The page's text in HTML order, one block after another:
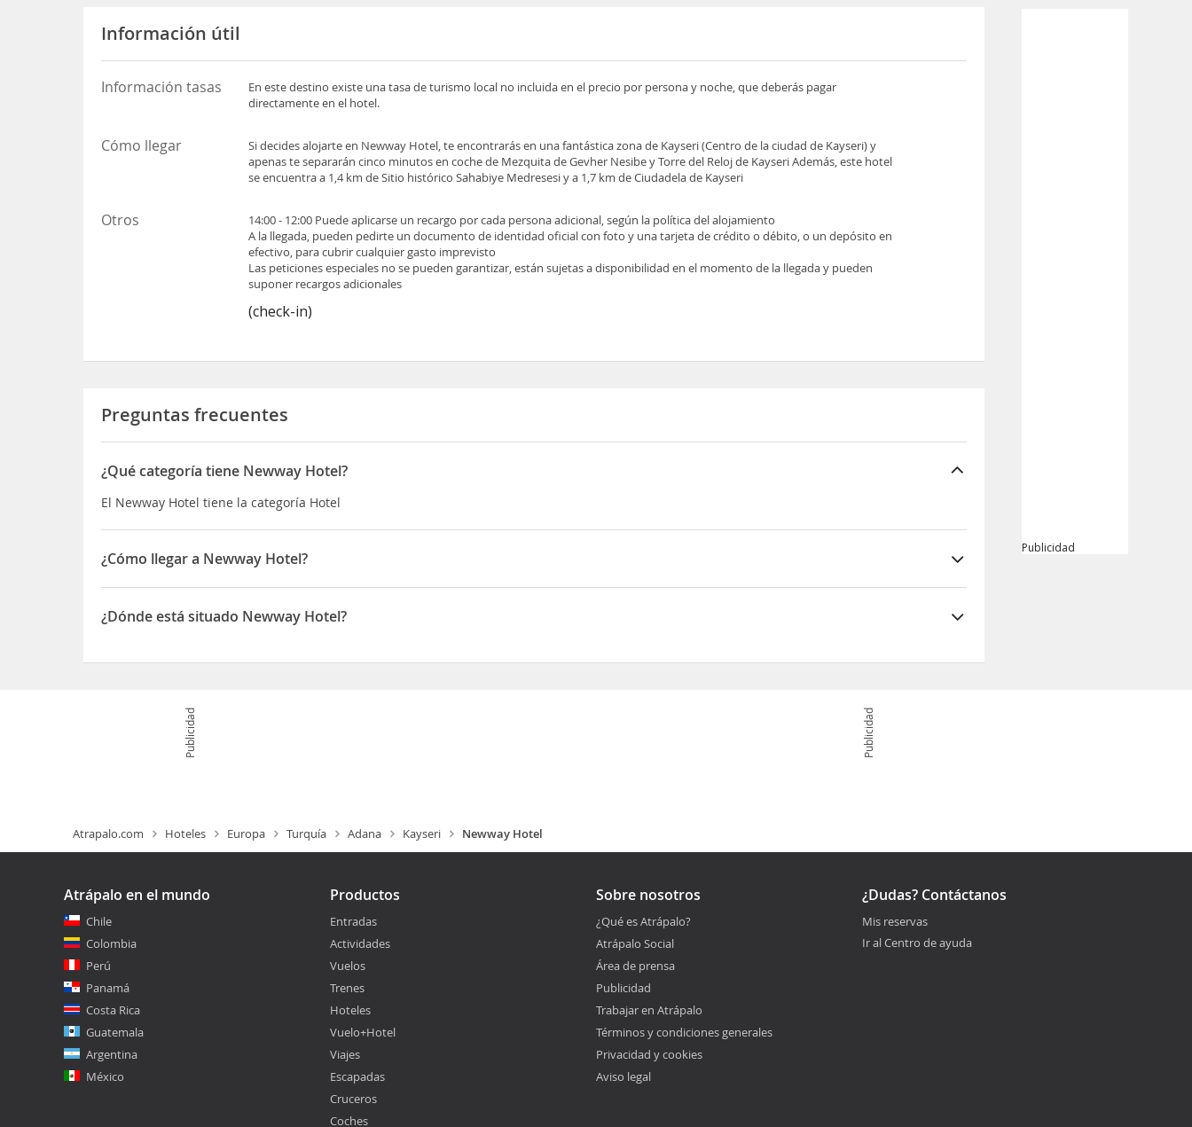
Información útil
Información tasas
En este destino existe una tasa de turismo local no incluida en el precio por persona y noche, que deberás pagar
directamente en el hotel.
Cómo llegar
Si decides alojarte en Newway Hotel, te encontrarás en una fantástica zona de Kayseri (Centro de la ciudad de Kayseri) y
apenas te separarán cinco minutos en coche de Mezquita de Gevher Nesibe y Torre del Reloj de Kayseri Además, este hotel
se encuentra a 1,4 km de Sitio histórico Sahabiye Medresesi y a 1,7 km de Ciudadela de Kayseri
Otros
14:00 - 12:00 Puede aplicarse un recargo por cada persona adicional, según la política del alojamiento
A la llegada, pueden pedirte un documento de identidad oficial con foto y una tarjeta de crédito o débito, o un depósito en
efectivo, para cubrir cualquier gasto imprevisto
Las peticiones especiales no se pueden garantizar, están sujetas a disponibilidad en el momento de la llegada y pueden
suponer recargos adicionales
(check-in)
Preguntas frecuentes
¿Qué categoría tiene Newway Hotel?
El Newway Hotel tiene la categoría Hotel
¿Cómo llegar a Newway Hotel?
Si decides alojarte en Newway Hotel, te encontrarás en una fantástica zona de Kayseri (Centro de la ciudad de Kayseri) y apenas te
separarán cinco minutos en coche de Mezquita de Gevher Nesibe y Torre del Reloj de Kayseri Además, este hotel se encuentra a 1,4 km
de Sitio histórico Sahabiye Medresesi y a 1,7 km de Ciudadela de Kayseri
¿Dónde está situado Newway Hotel?
Publicidad
Publicidad Publicidad
Atrapalo.com Hoteles Europa Turquía Adana Kayseri Newway Hotel
Atrápalo en el mundo
Chile
Colombia
Perú
Panamá
Costa Rica
Guatemala
Argentina
México
Productos
Entradas
Actividades
Vuelos
Trenes
Hoteles
Vuelo+Hotel
Viajes
Escapadas
Cruceros
Coches
Sobre nosotros
¿Qué es Atrápalo?
Atrápalo Social
Área de prensa
Publicidad
Trabajar en Atrápalo
Términos y condiciones generales
Privacidad y cookies
Aviso legal
¿Dudas? Contáctanos
Mis reservas
Ir al Centro de ayuda